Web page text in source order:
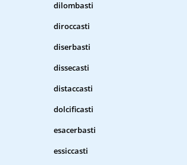
dilombasti
diroccasti
diserbasti
dissecasti
distaccasti
dolcificasti
esacerbasti
essiccasti